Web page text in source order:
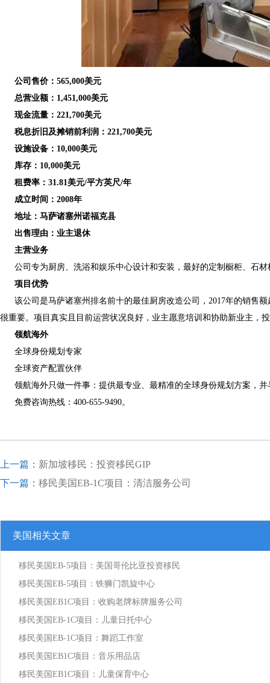
公司售价：565,000美元
总营业额：1,451,000美元
现金流量：221,700美元
税息折旧及摊销前利润：221,700美元
设施设备：10,000美元
库存：10,000美元
租费率：31.81美元/平方英尺/年
成立时间：2008年
地址：马萨诸塞州诺福克县
出售理由：业主退休
主营业务
公司专为厨房、洗浴和娱乐中心设计和安装，最好的定制橱柜、石
项目优势
该公司是马萨诸塞州排名前十的最佳厨房改造公司，2017年的销售
很重要。项目真实且目前运营状况良好，业主愿意培训和协助新业主，
领航海外
全球身份规划专家
全球资产配置伙伴
领航海外只做一件事：提供最专业、最精准的全球身份规划方案，
免费咨询热线：400-655-9490。
上一篇： 新加坡移民：投资移民GIP
下一篇： 移民美国EB-1C项目：清洁服务公司
美国相关文章
移民美国EB-5项目：美国哥伦比亚投资移民
移民美国EB-5项目：铁狮门凯旋中心
移民美国EB1C项目：收购老牌标牌服务公司
移民美国EB-1C项目：儿童日托中心
移民美国EB-1C项目：舞蹈工作室
移民美国EB1C项目：音乐用品店
移民美国EB1C项目：儿童保育中心